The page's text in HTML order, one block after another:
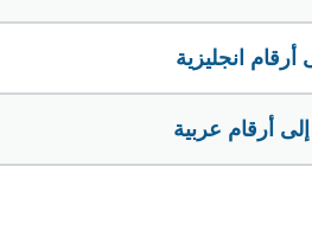
أرقام انجليزية
إلى أرقام عربية